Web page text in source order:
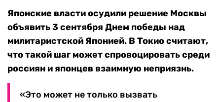
Японские власти осудили решение Москвы
объявить 3 сентября Днем победы над
милитаристской Японией. В Токио считают,
что такой шаг может спровоцировать среди
россиян и японцев взаимную неприязнь.
«Это может не только вызвать